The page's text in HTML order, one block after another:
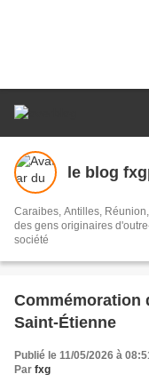
le blog
Caraibes, Antilles,
des gens originaires
société
Commémoration
Saint-Étienne
Publié le 11/05/2026 à
Par fxg